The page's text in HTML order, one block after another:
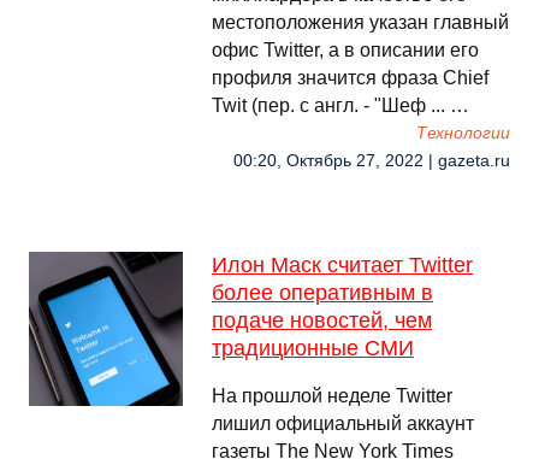
местоположения указан главный
офис Twitter, а в описании его
профиля значится фраза Chief
Twit (пер. с англ. - "Шеф ... …
Технологии
00:20, Октябрь 27, 2022 | gazeta.ru
Илон Маск считает Twitter
более оперативным в
подаче новостей, чем
традиционные СМИ
На прошлой неделе Twitter
лишил официальный аккаунт
газеты The New York Times